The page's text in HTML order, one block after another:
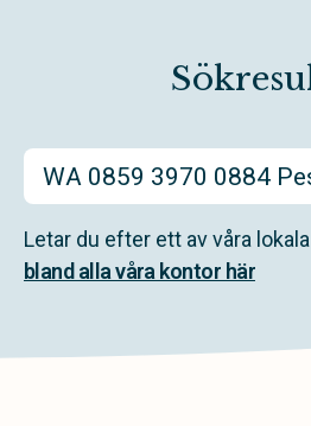
Letar du efter ett av våra
bland alla våra kontor här